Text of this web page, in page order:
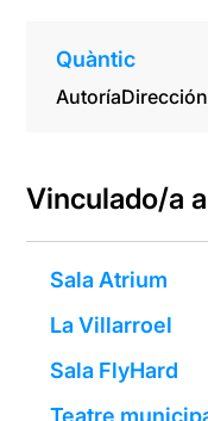
Quàntic
AutoríaDirección
Vinculado/a a
Sala Atrium
La Villarroel
Sala FlyHard
Teatre